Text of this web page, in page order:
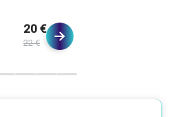
20 €
22 €